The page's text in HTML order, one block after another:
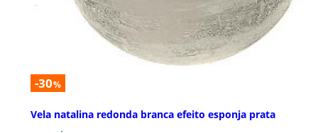
-30%
Vela natalina redonda branca efeito esponja prata